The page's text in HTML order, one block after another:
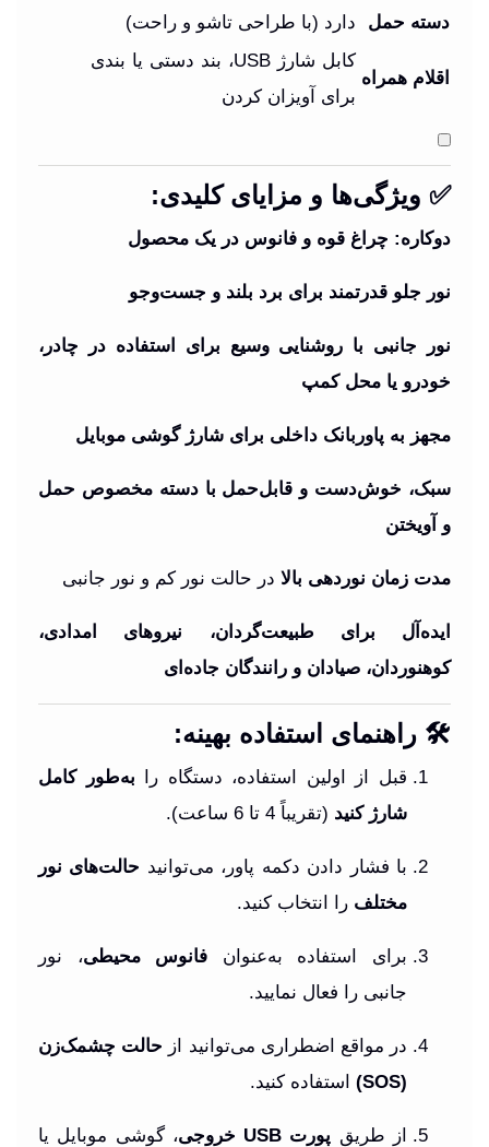
دسته حمل دارد (با طراحی تاشو و راحت)
اقلام همراه
کابل شارژ USB، بند دستی یا بندی
برای آویزان کردن
✅ ویژگی‌ها و مزایای کلیدی:
دوکاره: چراغ قوه و فانوس در یک محصول
نور جلو قدرتمند برای برد بلند و جست‌وجو
نور جانبی با روشنایی وسیع برای استفاده در چادر،
خودرو یا محل کمپ
مجهز به پاوربانک داخلی برای شارژ گوشی موبایل
سبک، خوش‌دست و قابل‌حمل با دسته مخصوص حمل
و آویختن
مدت زمان نوردهی بالا در حالت نور کم و نور جانبی
ایده‌آل برای طبیعت‌گردان، نیروهای امدادی،
کوهنوردان، صیادان و رانندگان جاده‌ای
🛠️ راهنمای استفاده بهینه:
قبل از اولین استفاده، دستگاه را به‌طور کامل
شارژ کنید (تقریباً 4 تا 6 ساعت).
با فشار دادن دکمه پاور، می‌توانید حالت‌های نور
مختلف را انتخاب کنید.
برای استفاده به‌عنوان فانوس محیطی، نور
جانبی را فعال نمایید.
در مواقع اضطراری می‌توانید از حالت چشمک‌زن
(SOS)
استفاده کنید.
از طریق پورت USB خروجی
، گوشی موبایل یا